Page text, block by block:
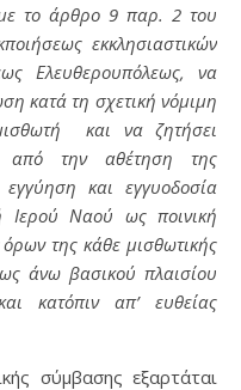
το άρθρο 9 παρ. 2 του
εκκλησιαστικών
Ελευθερουπόλεως, να
κατά τη σχετική νόμιμη
και να ζητήσει
από την αθέτηση της
και εγγυοδοσία
Ιερού Ναού ως ποινική
της κάθε μισθωτικής
άνω βασικού πλαισίου
κατόπιν απ’ ευθείας
σύμβασης εξαρτάται